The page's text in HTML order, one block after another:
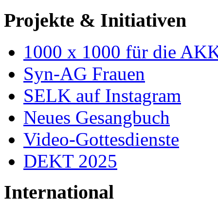
Projekte & Initiativen
1000 x 1000 für die
Syn-AG Frauen
SELK auf Instagram
Neues Gesangbuch
Video-Gottesdienste
DEKT 2025
International